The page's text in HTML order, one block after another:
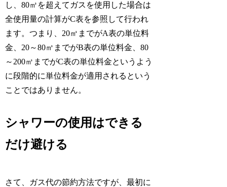
し、80㎥を超えてガスを使用した場合は
全使用量の計算がC表を参照して行われ
ます。つまり、20㎥までがA表の単位料
金、20～80㎥までがB表の単位料金、80
～200㎥までがC表の単位料金というよう
に段階的に単位料金が適用されるという
ことではありません。
シャワーの使用はできる
だけ避ける
さて、ガス代の節約方法ですが、最初に